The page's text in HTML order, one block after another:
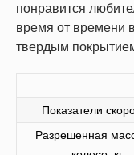
понравится
время от времени
твердым
Показатели
Разрешенная